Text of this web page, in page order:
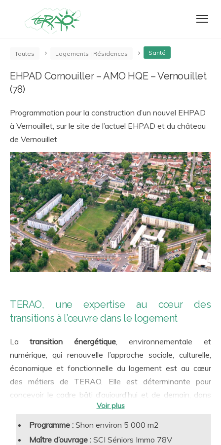
Toutes Logements | Résidences Santé
EHPAD Cornouiller – AMO HQE – Vernouillet
(78)
Programmation pour la construction d’un nouvel EHPAD
à Vernouillet, sur le site de l’actuel EHPAD et du château
de Vernouillet
TERAO, une expertise au cœur des
transitions à l’œuvre dans le logement
La transition énergétique , environnementale et
numérique, qui renouvelle l’approche sociale, culturelle,
économique et fonctionnelle du logement est au cœur
des métiers de TERAO. Elle est déterminante pour
concevoir le cadre bâti d’aujourd’hui et de demain, dans
un contexte et une filière caractérisée par la continuité
autant que par les ruptures. TERAO possède de
nombreuses expertises
et retours d’expériences liés aux
Programme : Shon environ 5 000 m2
Maître d’ouvrage : SCI Séniors Immo 78V